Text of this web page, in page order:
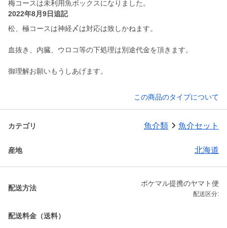
梅コースは未利用魚ボックスになりました。
2022年8月9日追記
松、極コースは神経〆は対応は致しかねます。
血抜き、内臓、ウロコ等の下処理は別途代金を頂きます。
御理解お願いもうしあげます。
この商品のタイプについて
カテゴリ 魚介類 魚介セット
産地 北海道
配送方法
ポケマル提携のヤマト便
配送区分:
配送料金（送料）